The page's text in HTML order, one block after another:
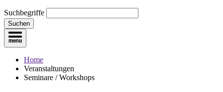
Suchbegriffe
Suchen
Home
Veranstaltungen
Seminare / Workshops